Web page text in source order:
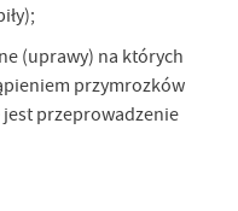
(uprawy) na których
przymrozków
przeprowadzenie